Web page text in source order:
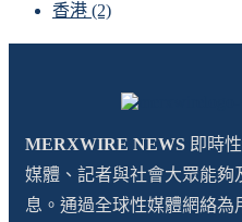
香港 (2)
MERXWIRE NEWS 即時
媒體、記者與社會大眾能夠
息。通過全球性媒體網絡為